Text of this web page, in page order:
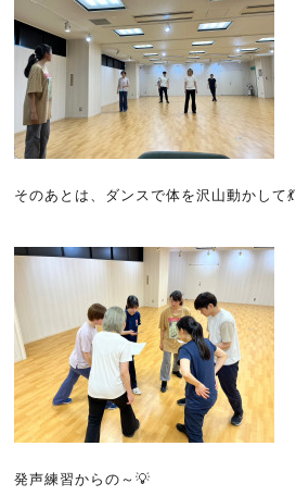
そのあとは、ダンスで体を沢山動かして💃
発声練習からの～💡